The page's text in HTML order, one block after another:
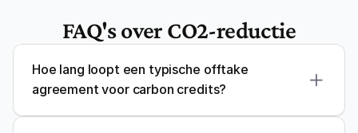
FAQ's over CO2-reductie
Hoe lang loopt een typische offtake
agreement voor carbon credits?